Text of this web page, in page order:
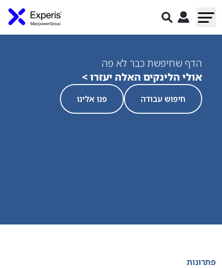
הדף שחיפשת כבר לא פה
אולי הלינקים האלה יעזרו >
חיפוש עבודה פנו אלינו
פתרונות